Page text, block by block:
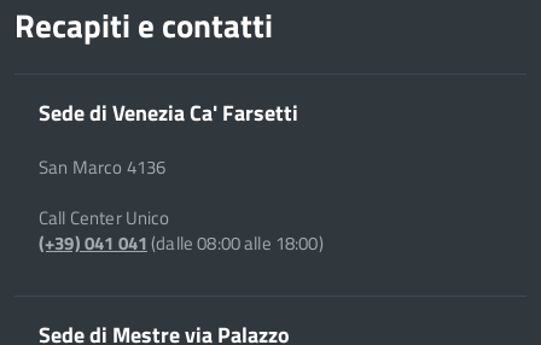
Recapiti e contatti
Sede di Venezia Ca' Farsetti
San Marco 4136
Call Center Unico
(+39) 041 041(dalle 08:00 alle 18:00)
Sede di Mestre via Palazzo